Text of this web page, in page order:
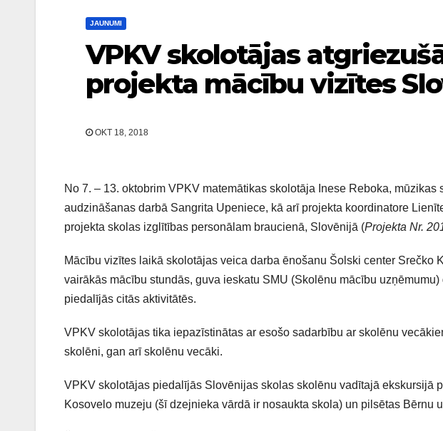
JAUNUMI
VPKV skolotājas
projekta mācību vizītes
OKT 18, 2018
No 7. – 13. oktobrim VPKV matemātikas skolotāja Inese Reboka,
audzināšanas darbā Sangrita Upeniece, kā arī projekta koordinatore
projekta skolas izglītības personālam braucienā, Slovēnijā (Projekta Nr.
Mācību vizītes laikā skolotājas veica darba ēnošanu Šolski center Srečko
vairākās mācību stundās, guva ieskatu SMU (Skolēnu mācību
piedalījās citās aktivitātēs.
VPKV skolotājas tika iepazīstinātas ar esošo sadarbību ar skolēnu
skolēni, gan arī skolēnu vecāki.
VPKV skolotājas piedalījās Slovēnijas skolas skolēnu vadītajā ekskursijā
Kosovelo muzeju (šī dzejnieka vārdā ir nosaukta skola) un pilsētas Bērnu